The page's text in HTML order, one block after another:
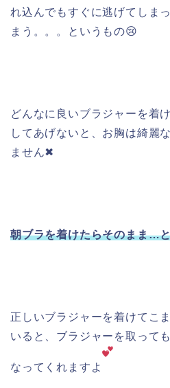
れ込んでもすぐに逃げてしま
まう。。。というもの😢
どんなに良いブラジャーを着
してあげないと、お胸は綺麗
ません✖
朝ブラを着けたらそのまま…
正しいブラジャーを着けてこ
いると、ブラジャーを取って
なってくれますよ